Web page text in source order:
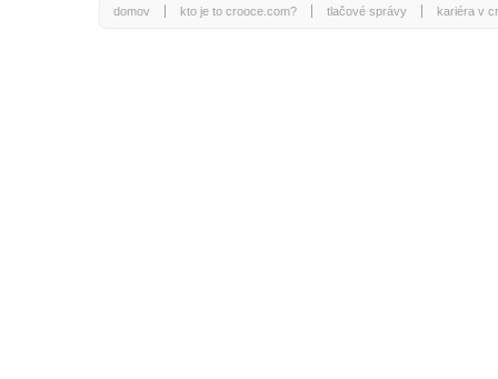
domov kto je to crooce.com? tlačové správy kariéra v